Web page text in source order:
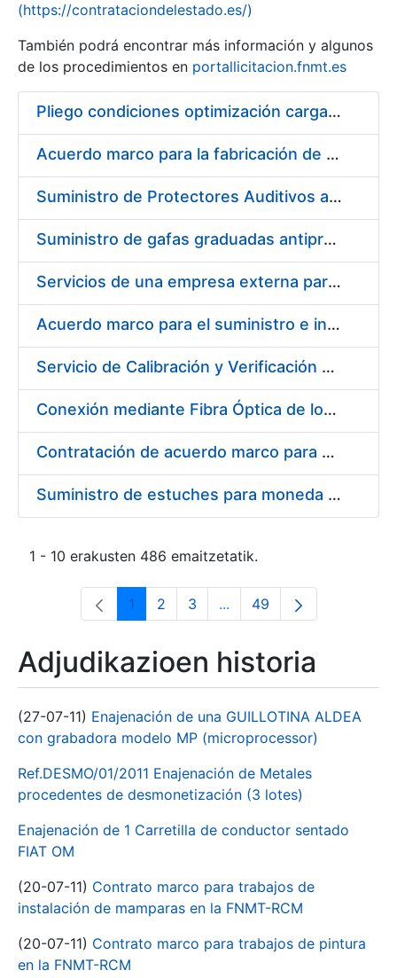
Erakutsi/Ezkutatu
(https://contrataciondelestado.es/)
También podrá encontrar más información y algunos
de los procedimientos en portallicitacion.fnmt.es
Pliego condiciones optimización cargas compras firmado
Acuerdo marco para la fabricación de piezas
Suministro de Protectores Auditivos a medida para las personas trabajadoras de los Centros de Trabajo de Madrid y Burgos
Suministro de gafas graduadas antiproyecciones para los trabajadores de la FNMT-RCM en los centros de trabajo de Madrid y Burgos
Servicios de una empresa externa para el asesoramiento y resolución de los recursos de alzada que se presentan relacionados con procesos de selección para la FNMT-RCM
Acuerdo marco para el suministro e instalación de persianas, estores y otros complementos
Servicio de Calibración y Verificación Externa de los Equipos de Medición del Servicio de Prevención de la FNMT-RCM
Conexión mediante Fibra Óptica de los Centros de Proceso de Datos (CPDs) de las sedes de la FNMT-RCM de Burgos y Madrid
Contratación de acuerdo marco para el Suministro de Material de Electricidad para la Fábrica Nacional de Moneda y Timbre-Real Casa de la Moneda en su centro de trabajo de Burgos
Suministro de estuches para moneda de 30 €
1 - 10 erakusten 486 emaitzetatik.
Orrialdea
1 Orrialdea
2 Orrialdea
3 ...Intermediate Pages Use
Orrialdea
49
Adjudikazioen historia
(27-07-11) Enajenación de una GUILLOTINA ALDEA
con grabadora modelo MP (microprocessor)
Ref.DESMO/01/2011 Enajenación de Metales
procedentes de desmonetización (3 lotes)
Enajenación de 1 Carretilla de conductor sentado
FIAT OM
(20-07-11) Contrato marco para trabajos de
instalación de mamparas en la FNMT-RCM
(20-07-11) Contrato marco para trabajos de pintura
en la FNMT-RCM